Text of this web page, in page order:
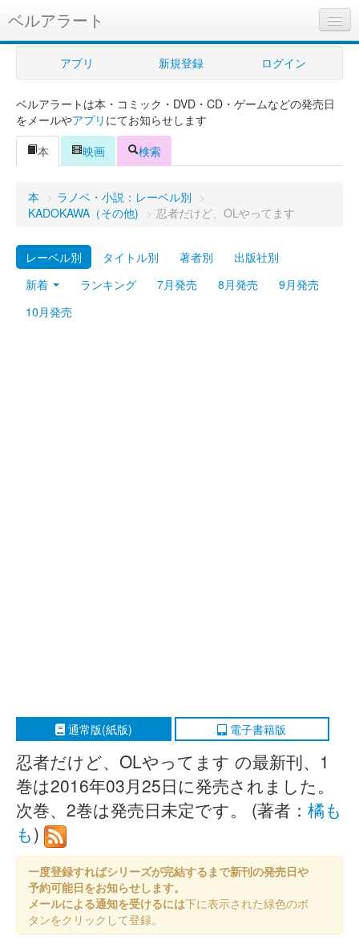
ベルアラート
ベルアラートとは
ヘルプ
新規登録
ログイン
購入管理
Myシェルフ
プレミアム
アプリ 新規登録 ログイン
ベルアラートは本・コミック・DVD・CD・ゲームなどの発売日
をメールやアプリ にてお知らせします
本
映画 検索
本 > ラノベ・小説：レーベル別 >
KADOKAWA（その他) > 忍者だけど、OLやってます
レーベル別 タイトル別 著者別
出版社別
新着
ランキング 7月発売 8月発売
9月発売
10月発売
通常版(紙版) 電子書籍版
忍者だけど、OLやってます の最新刊、1
巻は2016年03月25日に発売されました。
次巻、2巻は発売日未定です。 (著者： 橘も
も)
一度登録すればシリーズが完結するまで新刊の発売日や
予約可能日をお知らせします。
メールによる通知を受けるには下に表示された緑色のボ
タンをクリックして登録。